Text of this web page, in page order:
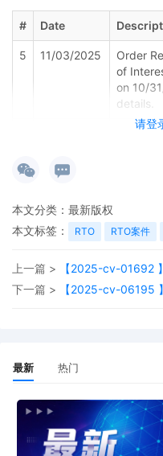
请登
# Date
5 11/03/2025
Order
of
on 10/
details.
on 10/
3 10/30/2025
AND
Bloom.
hereby
1 10/30/2025
receipt
Corps
本文分类： 最新版权
本文标签：
RTO RTO案件
上一篇 >
【2025-cv-01692
下一篇 >
【2025-cv-06195
最新 热门